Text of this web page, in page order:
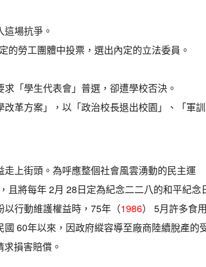
場抗爭。
的勞工團體中投票，選出內定的立法委員。
「學生代表會」普選，卻遭學校否決。
革方案」，以「政治校長退出校園」、「軍訓
上街頭。為呼應整個社會風雲湧動的民主運
且將每年 2月 28日定為紀念二二八的和平紀念
行動維護權益時，75年（1986） 5月許多食用
60年以來，因政府縱容導至廠商陸續脫產的
損害賠償。